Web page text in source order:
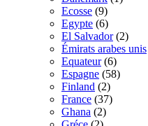
Ecosse (9)
Egypte (6)
El Salvador (2)
Émirats arabes unis
Equateur (6)
Espagne (58)
Finland (2)
France (37)
Ghana (2)